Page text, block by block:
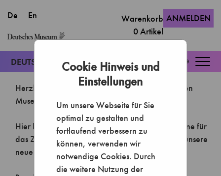
Cookie Hinweis und
Einstellungen
Um unsere Webseite für Sie
optimal zu gestalten und
fortlaufend verbessern zu
können, verwenden wir
notwendige Cookies. Durch
die weitere Nutzung der
Warenkorb
0Artikel
ANMELDEN